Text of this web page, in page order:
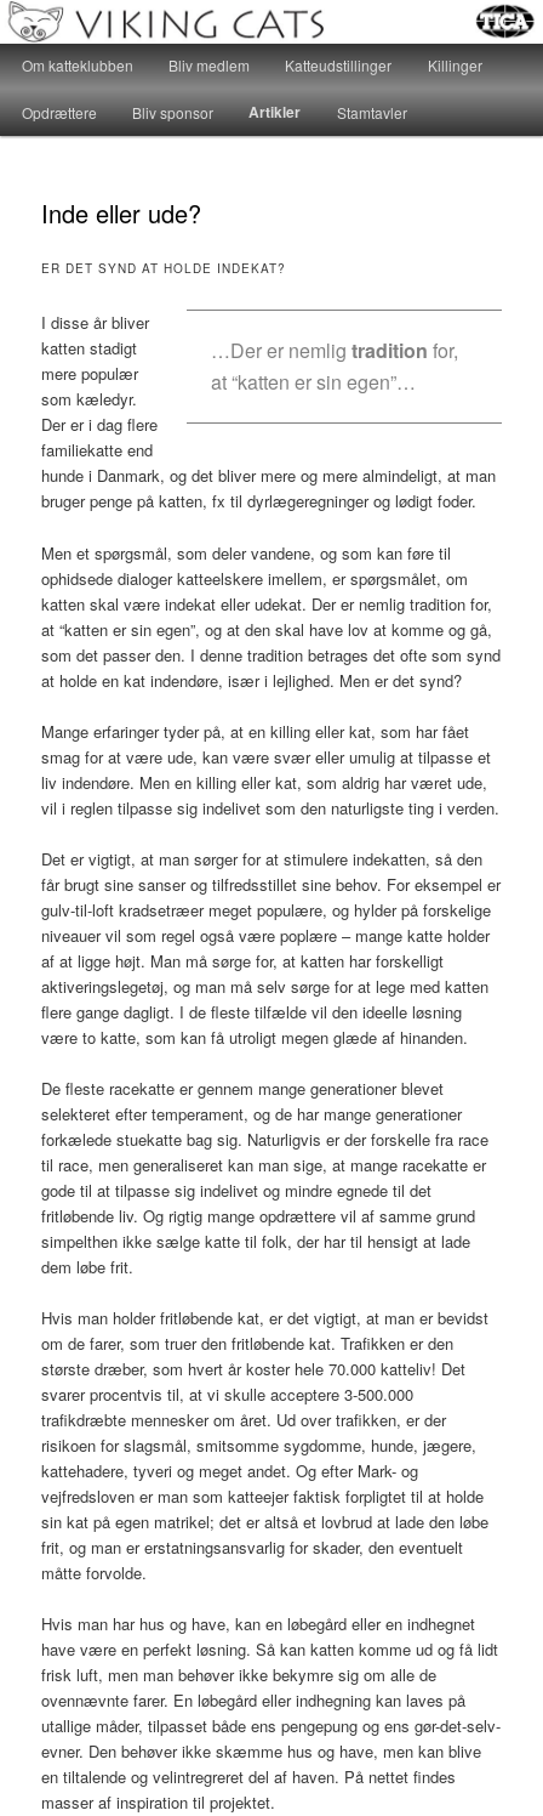
Katteklubben Viking Cats
Katteklub – For alle kattevenner, hvad end hjertet banker for huskatte eller
racekatte, er velkomne…
Main menu
Skip to primary content
Skip to secondary content
Om katteklubben Bliv medlem Katteudstillinger Killinger
Opdrættere Bliv sponsor Artikler Stamtavler
Inde eller ude?
ER DET SYND AT HOLDE INDEKAT?
…Der er nemlig tradition for,
at “katten er sin egen”…
I disse år bliver
katten stadigt
mere populær
som kæledyr.
Der er i dag flere
familiekatte end
hunde i Danmark, og det bliver mere og mere almindeligt, at man
bruger penge på katten, fx til dyrlægeregninger og lødigt foder.
Men et spørgsmål, som deler vandene, og som kan føre til
ophidsede dialoger katteelskere imellem, er spørgsmålet, om
katten skal være indekat eller udekat. Der er nemlig tradition for,
at “katten er sin egen”, og at den skal have lov at komme og gå,
som det passer den. I denne tradition betrages det ofte som synd
at holde en kat indendøre, især i lejlighed. Men er det synd?
Mange erfaringer tyder på, at en killing eller kat, som har fået
smag for at være ude, kan være svær eller umulig at tilpasse et
liv indendøre. Men en killing eller kat, som aldrig har været ude,
vil i reglen tilpasse sig indelivet som den naturligste ting i verden.
Det er vigtigt, at man sørger for at stimulere indekatten, så den
får brugt sine sanser og tilfredsstillet sine behov. For eksempel er
gulv-til-loft kradsetræer meget populære, og hylder på forskelige
niveauer vil som regel også være poplære – mange katte holder
af at ligge højt. Man må sørge for, at katten har forskelligt
aktiveringslegetøj, og man må selv sørge for at lege med katten
flere gange dagligt. I de fleste tilfælde vil den ideelle løsning
være to katte, som kan få utroligt megen glæde af hinanden.
De fleste racekatte er gennem mange generationer blevet
selekteret efter temperament, og de har mange generationer
forkælede stuekatte bag sig. Naturligvis er der forskelle fra race
til race, men generaliseret kan man sige, at mange racekatte er
gode til at tilpasse sig indelivet og mindre egnede til det
fritløbende liv. Og rigtig mange opdrættere vil af samme grund
simpelthen ikke sælge katte til folk, der har til hensigt at lade
dem løbe frit.
Hvis man holder fritløbende kat, er det vigtigt, at man er bevidst
om de farer, som truer den fritløbende kat. Trafikken er den
største dræber, som hvert år koster hele 70.000 katteliv! Det
svarer procentvis til, at vi skulle acceptere 3-500.000
trafikdræbte mennesker om året. Ud over trafikken, er der
risikoen for slagsmål, smitsomme sygdomme, hunde, jægere,
kattehadere, tyveri og meget andet. Og efter Mark- og
vejfredsloven er man som katteejer faktisk forpligtet til at holde
sin kat på egen matrikel; det er altså et lovbrud at lade den løbe
frit, og man er erstatningsansvarlig for skader, den eventuelt
måtte forvolde.
Hvis man har hus og have, kan en løbegård eller en indhegnet
have være en perfekt løsning. Så kan katten komme ud og få lidt
frisk luft, men man behøver ikke bekymre sig om alle de
ovennævnte farer. En løbegård eller indhegning kan laves på
utallige måder, tilpasset både ens pengepung og ens gør-det-selv-
evner. Den behøver ikke skæmme hus og have, men kan blive
en tiltalende og velintregreret del af haven. På nettet findes
masser af inspiration til projektet.